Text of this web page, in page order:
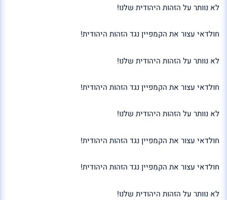
לא נוותר על הזהות היהודית שלנו!
חולדאי עצור את הקמפיין נגד הזהות היהודית!
לא נוותר על הזהות היהודית שלנו!
חולדאי עצור את הקמפיין נגד הזהות היהודית!
לא נוותר על הזהות היהודית שלנו!
חולדאי עצור את הקמפיין נגד הזהות היהודית!
חולדאי עצור את הקמפיין נגד הזהות היהודית!
לא נוותר על הזהות היהודית שלנו!